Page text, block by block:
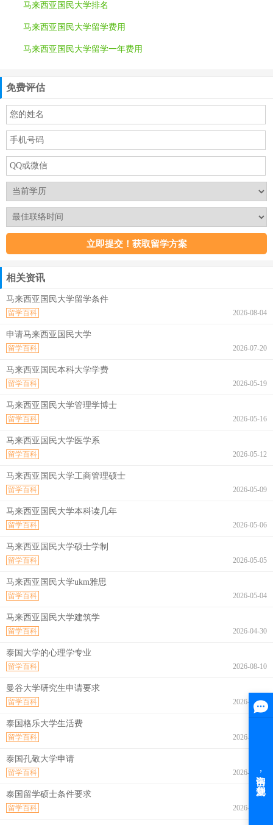
马来西亚国民大学排名
马来西亚国民大学留学费用
马来西亚国民大学留学一年费用
免费评估
相关资讯
马来西亚国民大学留学条件
2026-08-04
留学百科
申请马来西亚国民大学
2026-07-20
留学百科
马来西亚国民本科大学学费
2026-05-19
留学百科
马来西亚国民大学管理学博士
2026-05-16
留学百科
马来西亚国民大学医学系
2026-05-12
留学百科
马来西亚国民大学工商管理硕士
2026-05-09
留学百科
马来西亚国民大学本科读几年
2026-05-06
留学百科
马来西亚国民大学硕士学制
2026-05-05
留学百科
马来西亚国民大学ukm雅思
2026-05-04
留学百科
马来西亚国民大学建筑学
2026-04-30
留学百科
泰国大学的心理学专业
2026-08-10
留学百科
曼谷大学研究生申请要求
2026-08-10
留学百科
泰国格乐大学生活费
2026-08-10
留学百科
泰国孔敬大学申请
2026-08-10
留学百科
泰国留学硕士条件要求
2026-08-10
留学百科